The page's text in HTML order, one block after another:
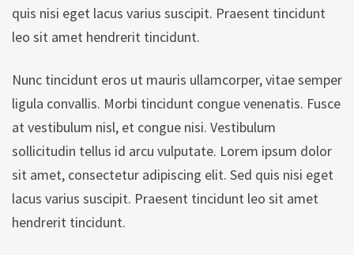
quis nisi eget lacus varius suscipit. Praesent tincidunt
leo sit amet hendrerit tincidunt.
Nunc tincidunt eros ut mauris ullamcorper, vitae semper
ligula convallis. Morbi tincidunt congue venenatis. Fusce
at vestibulum nisl, et congue nisi. Vestibulum
sollicitudin tellus id arcu vulputate. Lorem ipsum dolor
sit amet, consectetur adipiscing elit. Sed quis nisi eget
lacus varius suscipit. Praesent tincidunt leo sit amet
hendrerit tincidunt.